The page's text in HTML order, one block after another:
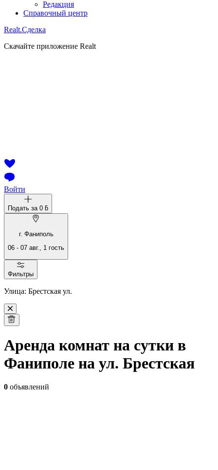
Редакция
Справочный центр
Realt.Сделка
Скачайте приложение Realt
Войти
Подать за 0 ƃ
г. Фаниполь
06 - 07 авг., 1 гость
Фильтры
Улица: Брестская ул.
Аренда комнат на сутки в
Фаниполе на ул. Брестская
0 объявлений